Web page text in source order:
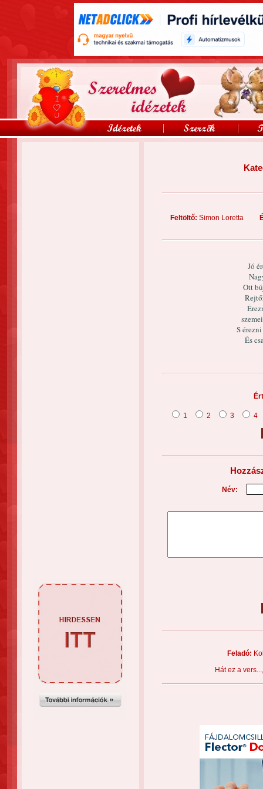
Feltöltő: Simon Loretta
Jó
Ott
S
És
1 2 3 4
Név:
Feladó:
Hát ez a